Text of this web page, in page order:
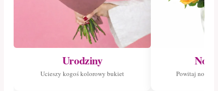
Urodziny
Ucieszy kogoś kolorowy bukiet Powitaj